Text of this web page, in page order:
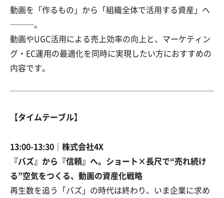
動画を「作るもの」から「組織全体で活用する資産」へ
───。
動画やUGC活用による売上効率の向上と、マーケティン
グ・EC運用の最適化を同時に実現したい方におすすめの
内容です。
【タイムテーブル】
13:00-13:30｜株式会社4X
『バズ』から『信頼』へ。ショート×長尺で“売れ続け
る”空気をつくる、動画の資産化戦略
再生数を追う「バズ」の時代は終わり、いま企業に求め